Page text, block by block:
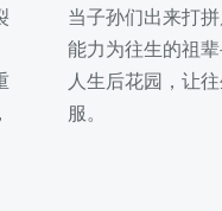
当子孙们出来打
能力为往生的祖
人生后花园，让
服。